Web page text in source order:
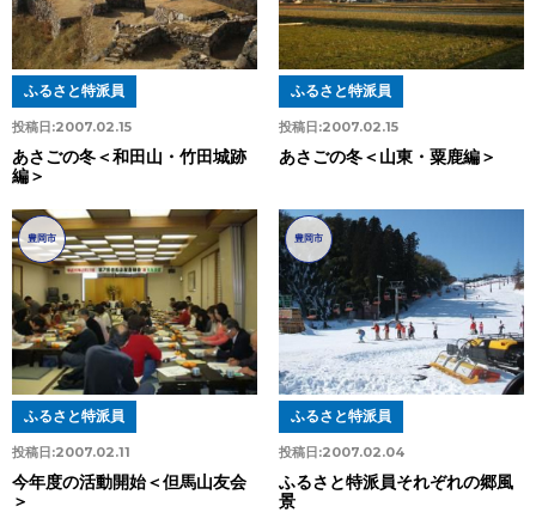
投稿日:2007.02.15
ふるさと特派員
あさごの冬＜和田山・竹田城跡
編＞
投稿日:2007.02.15
ふるさと特派員
あさごの冬＜山東・粟鹿編＞
豊岡市
投稿日:2007.02.11
ふるさと特派員
今年度の活動開始＜但馬山友会
＞
豊岡市
投稿日:2007.02.04
ふるさと特派員
ふるさと特派員それぞれの郷風
景